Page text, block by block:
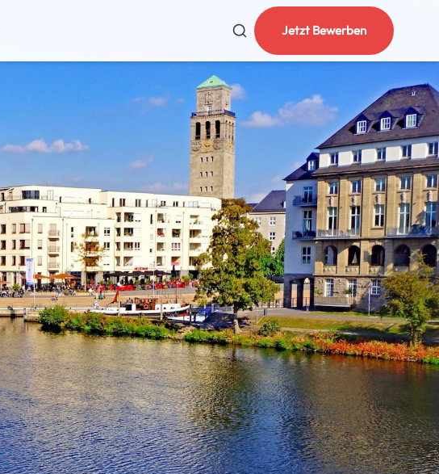
Jetzt Bewerben